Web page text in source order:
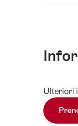
Dati
tecnici
Ulteriori